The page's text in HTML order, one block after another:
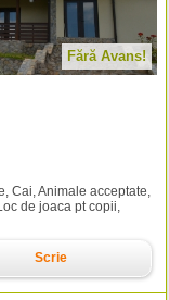
Fără Avans!
Cai, Animale acceptate,
de joaca pt copii,
Scrie